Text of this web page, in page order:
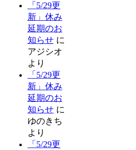
「5/29更
新」休み
延期のお
知らせに
アジシオ
より
「5/29更
新」休み
延期のお
知らせに
ゆのきち
より
「5/29更